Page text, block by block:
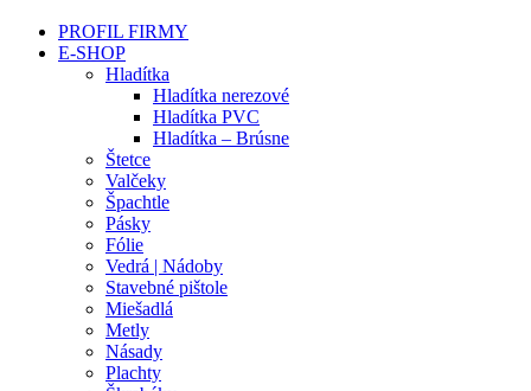
PROFIL FIRMY
E-SHOP
Hladítka
Hladítka nerezové
Hladítka PVC
Hladítka – Brúsne
Štetce
Valčeky
Špachtle
Pásky
Fólie
Vedrá | Nádoby
Stavebné pištole
Miešadlá
Metly
Násady
Plachty